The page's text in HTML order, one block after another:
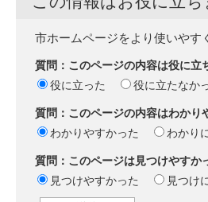
市ホームページをより使いやす
質問：このページの内容は役に立
役に立った
役に立たなか
質問：このページの内容はわかり
わかりやすかった
わかり
質問：このページは見つけやすか
見つけやすかった
見つけ